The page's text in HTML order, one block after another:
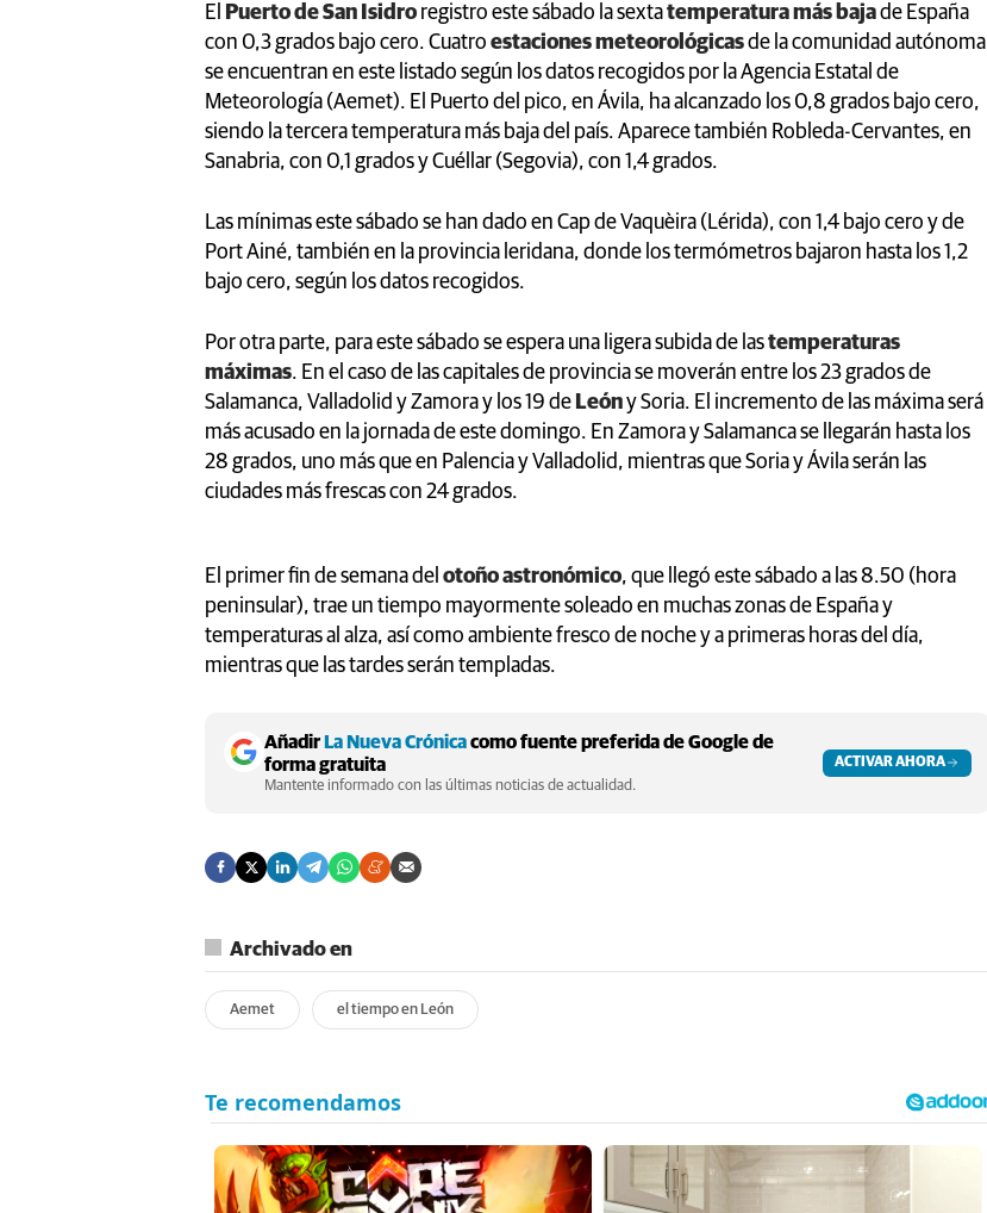
El Puerto de San Isidro registro este sábado la sextatemperatura más bajade España
con 0,3 grados bajo cero. Cuatro estaciones meteorológicasde la comunidad autónoma
se encuentran en este listado según los datos recogidos por la Agencia Estatal de
Meteorología (Aemet). El Puerto del pico, en Ávila, ha alcanzado los 0,8 grados bajo cero,
siendo la tercera temperatura más baja del país. Aparece también Robleda-Cervantes, en
Sanabria, con 0,1 grados y Cuéllar (Segovia), con 1,4 grados.
Las mínimas este sábado se han dado en Cap de Vaquèira (Lérida), con 1,4 bajo cero y de
Port Ainé, también en la provincia leridana, donde los termómetros bajaron hasta los 1,2
bajo cero, según los datos recogidos.
Por otra parte, para este sábado se espera una ligera subida de lastemperaturas
máximas. En el caso de las capitales de provincia se moverán entre los 23 grados de
Salamanca, Valladolid y Zamora y los 19 de Leóny Soria. El incremento de las máxima será
más acusado en la jornada de este domingo. En Zamora y Salamanca se llegarán hasta los
28 grados, uno más que en Palencia y Valladolid, mientras que Soria y Ávila serán las
ciudades más frescas con 24 grados.
El primer fin de semana del otoño astronómico, que llegó este sábado a las 8.50 (hora
peninsular), trae un tiempo mayormente soleado en muchas zonas de España y
temperaturas al alza, así como ambiente fresco de noche y a primeras horas del día,
mientras que las tardes serán templadas.
AñadirLa Nueva Crónicacomo fuente preferida de Google de
forma gratuita
Mantente informado con las últimas noticias de actualidad.
ACTIVAR AHORA
Archivado en
Aemet el tiempo en León